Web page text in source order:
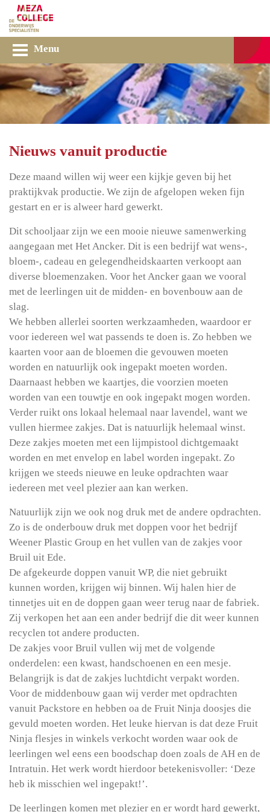
Menu
Nieuws vanuit productie
Deze maand willen wij weer een kijkje geven bij het
praktijkvak productie. We zijn de afgelopen weken fijn
gestart en er is alweer hard gewerkt.
Dit schooljaar zijn we een mooie nieuwe samenwerking
aangegaan met Het Ancker. Dit is een bedrijf wat wens-,
bloem-, cadeau en gelegendheidskaarten verkoopt aan
diverse bloemenzaken. Voor het Ancker gaan we vooral
met de leerlingen uit de midden- en bovenbouw aan de
slag.
We hebben allerlei soorten werkzaamheden, waardoor er
voor iedereen wel wat passends te doen is. Zo hebben we
kaarten voor aan de bloemen die gevouwen moeten
worden en natuurlijk ook ingepakt moeten worden.
Daarnaast hebben we kaartjes, die voorzien moeten
worden van een touwtje en ook ingepakt mogen worden.
Verder ruikt ons lokaal helemaal naar lavendel, want we
vullen hiermee zakjes. Dat is natuurlijk helemaal winst.
Deze zakjes moeten met een lijmpistool dichtgemaakt
worden en met envelop en label worden ingepakt. Zo
krijgen we steeds nieuwe en leuke opdrachten waar
iedereen met veel plezier aan kan werken.
Natuurlijk zijn we ook nog druk met de andere opdrachten.
Zo is de onderbouw druk met doppen voor het bedrijf
Weener Plastic Group en het vullen van de zakjes voor
Bruil uit Ede.
De afgekeurde doppen vanuit WP, die niet gebruikt
kunnen worden, krijgen wij binnen. Wij halen hier de
tinnetjes uit en de doppen gaan weer terug naar de fabriek.
Zij verkopen het aan een ander bedrijf die dit weer kunnen
recyclen tot andere producten.
De zakjes voor Bruil vullen wij met de volgende
onderdelen: een kwast, handschoenen en een mesje.
Belangrijk is dat de zakjes luchtdicht verpakt worden.
Voor de middenbouw gaan wij verder met opdrachten
vanuit Packstore en hebben oa de Fruit Ninja doosjes die
gevuld moeten worden. Het leuke hiervan is dat deze Fruit
Ninja flesjes in winkels verkocht worden waar ook de
leerlingen wel eens een boodschap doen zoals de AH en de
Intratuin. Het werk wordt hierdoor betekenisvoller: ‘Deze
heb ik misschien wel ingepakt!’.
De leerlingen komen met plezier en er wordt hard gewerkt,